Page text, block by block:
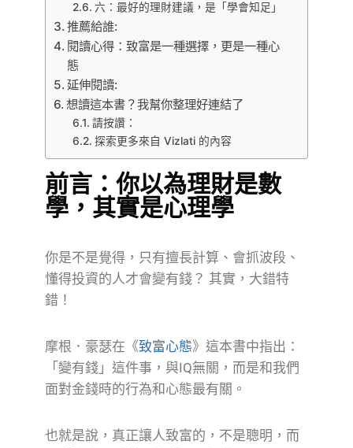
六：最好的理財建議，是「學會知足」
推薦給誰:
閱讀心得：致富是一種選擇，更是一種心
態
延伸閱讀:
想讀這本書？我幫你整理好連結了
請按讚：
探索更多來自 Vizlati 的內容
前言：你以為理財是數
學，其實是心理學
你是不是覺得，只有擅長計算、會抓波段、
懂得投資的人才會變有錢？ 其實，大錯特
錯！
摩根．豪瑟在《致富心態》這本書中指出：
「變有錢」這件事，與IQ無關，而是和我們
面對金錢時的行為和心態最有關。
也就是說，真正讓人致富的，不是聰明，而